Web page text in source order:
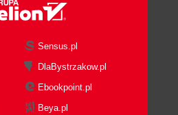
Sensus.pl
DlaBystrzakow.pl
Ebookpoint.pl
Beya.pl